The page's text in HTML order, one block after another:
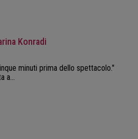
Konradi
minuti prima dello spettacolo."
a…